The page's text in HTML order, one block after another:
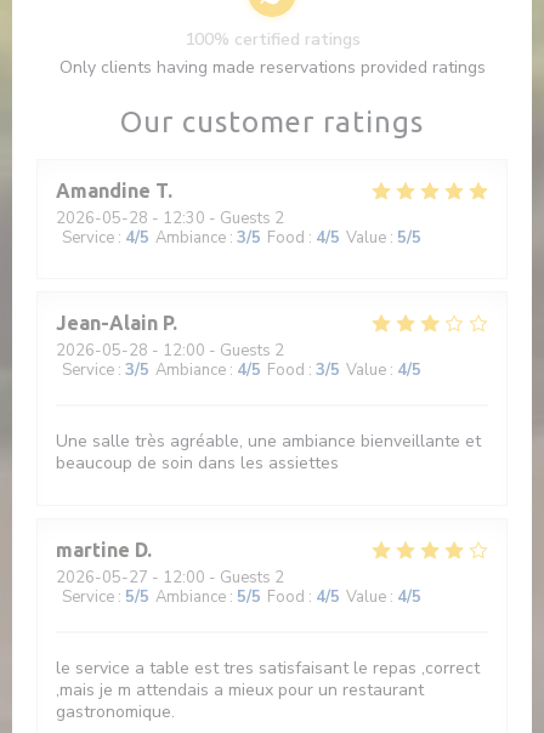
Our customer ratings
Amandine T
2026-05-28 - 12:30 - Guests 2
Service : 4/5 Ambiance : 3/5 Food : 4/5 Value : 5/5
Jean-Alain P
2026-05-28 - 12:00 - Guests 2
Service : 3/5 Ambiance : 4/5 Food : 3/5 Value : 4/5
Une salle très agréable, une ambiance bienveillante et
beaucoup de soin dans les assiettes
martine D
2026-05-27 - 12:00 - Guests 2
Service : 5/5 Ambiance : 5/5 Food : 4/5 Value : 4/5
le service a table est tres satisfaisant le repas ,correct
,mais je m attendais a mieux pour un restaurant
gastronomique.
100% certified ratings
Only clients having made reservations provided ratings